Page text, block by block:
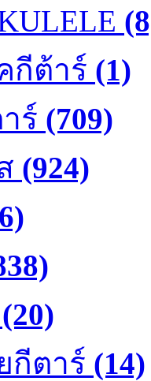
กีต้าร์ (1)
ร์ (709)
(924)
(20)
กีตาร์ (14)